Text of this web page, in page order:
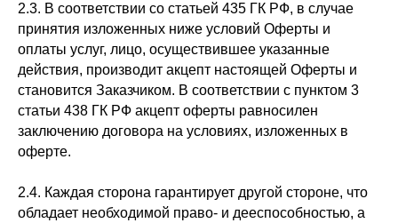
2.3. В соответствии со статьей 435 ГК РФ, в случае
принятия изложенных ниже условий Оферты и
оплаты услуг, лицо, осуществившее указанные
действия, производит акцепт настоящей Оферты и
становится Заказчиком. В соответствии с пунктом 3
статьи 438 ГК РФ акцепт оферты равносилен
заключению договора на условиях, изложенных в
оферте.
2.4. Каждая сторона гарантирует другой стороне, что
обладает необходимой право- и дееспособностью, а